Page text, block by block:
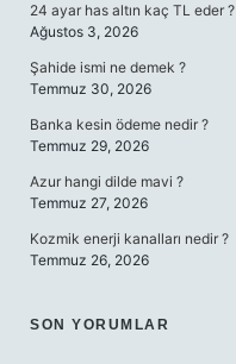
24 ayar has altın kaç TL eder ?
Ağustos 3, 2026
Şahide ismi ne demek ?
Temmuz 30, 2026
Banka kesin ödeme nedir ?
Temmuz 29, 2026
Azur hangi dilde mavi ?
Temmuz 27, 2026
Kozmik enerji kanalları nedir ?
Temmuz 26, 2026
SON YORUMLAR